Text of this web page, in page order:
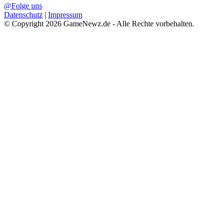
@Folge uns
Datenschutz | Impressum
© Copyright 2026 GameNewz.de - Alle Rechte vorbehalten.